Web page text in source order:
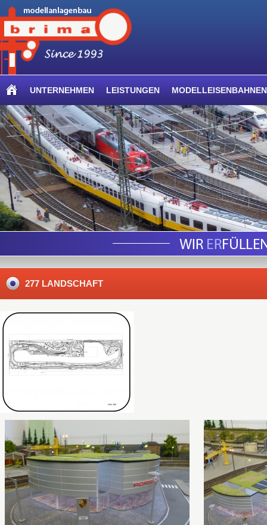
UNTERNEHMEN LEISTUNGEN MODELLEISENBAHNEN
277 LANDSCHAFT